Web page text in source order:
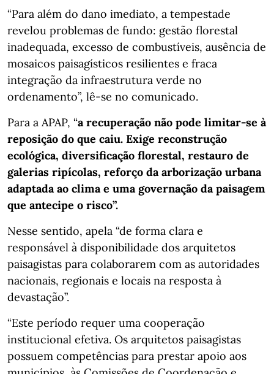
“Para além do dano imediato, a tempestade
revelou problemas de fundo: gestão florestal
inadequada, excesso de combustíveis, ausência de
mosaicos paisagísticos resilientes e fraca
integração da infraestrutura verde no
ordenamento”, lê-se no comunicado.
Para a APAP, “a recuperação não pode limitar-se à
reposição do que caiu. Exige reconstrução
ecológica, diversificação florestal, restauro de
galerias ripícolas, reforço da arborização urbana
adaptada ao clima e uma governação da paisagem
que antecipe o risco”.
Nesse sentido, apela “de forma clara e
responsável à disponibilidade dos arquitetos
paisagistas para colaborarem com as autoridades
nacionais, regionais e locais na resposta à
devastação”.
“Este período requer uma cooperação
institucional efetiva. Os arquitetos paisagistas
possuem competências para prestar apoio aos